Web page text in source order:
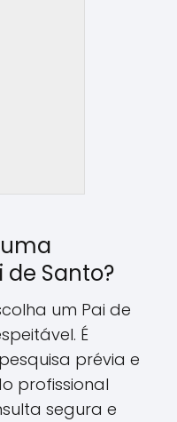
uma
Santo?
um Pai de
É
prévia e
profissional
segura e